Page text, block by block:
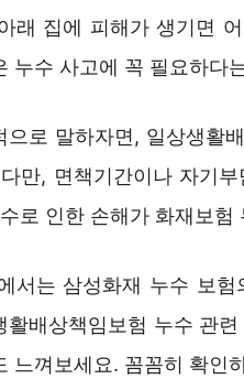
래 집에 피해가 생기면
누수 사고에 꼭 필요하다
으로 말하자면, 일상생활
만, 면책기간이나 자기
로 인한 손해가 화재보
서는 삼성화재 누수 보
활배상책임보험 누수 관
느껴보세요. 꼼꼼히 확인